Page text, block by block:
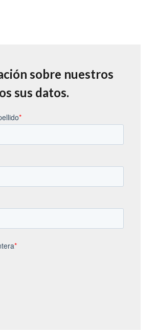
sobre nuestros
sus datos.